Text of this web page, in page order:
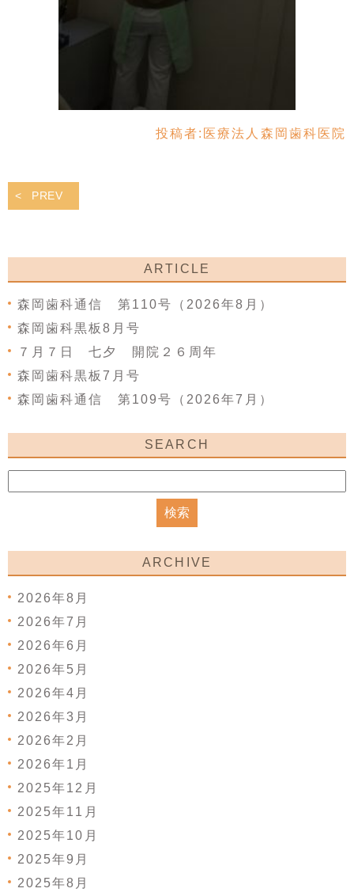
投稿者: 医療法人森岡歯科医院
PREV
ARTICLE
森岡歯科通信 第110号（2026年8月）
森岡歯科黒板8月号
７月７日 七夕 開院２６周年
森岡歯科黒板7月号
森岡歯科通信 第109号（2026年7月）
SEARCH
ARCHIVE
2026年8月
2026年7月
2026年6月
2026年5月
2026年4月
2026年3月
2026年2月
2026年1月
2025年12月
2025年11月
2025年10月
2025年9月
2025年8月